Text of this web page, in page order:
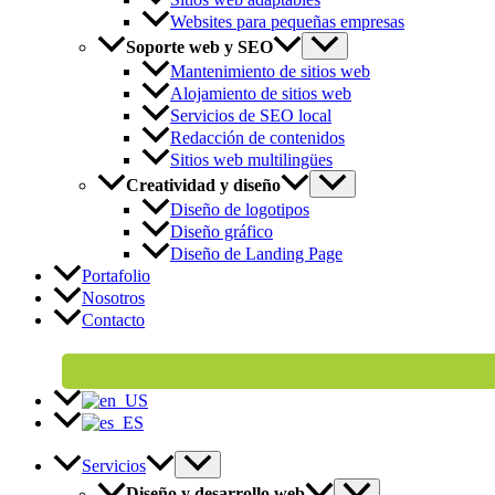
Websites para pequeñas empresas
Soporte web y SEO
Mantenimiento de sitios web
Alojamiento de sitios web
Servicios de SEO local
Redacción de contenidos
Sitios web multilingües
Creatividad y diseño
Diseño de logotipos
Diseño gráfico
Diseño de Landing Page
Portafolio
Nosotros
Contacto
Servicios